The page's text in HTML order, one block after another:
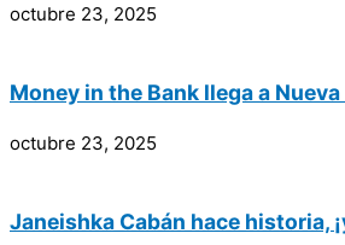
octubre 23, 2025
Money in the Bank llega a
octubre 23, 2025
Janeishka Cabán hace historia,